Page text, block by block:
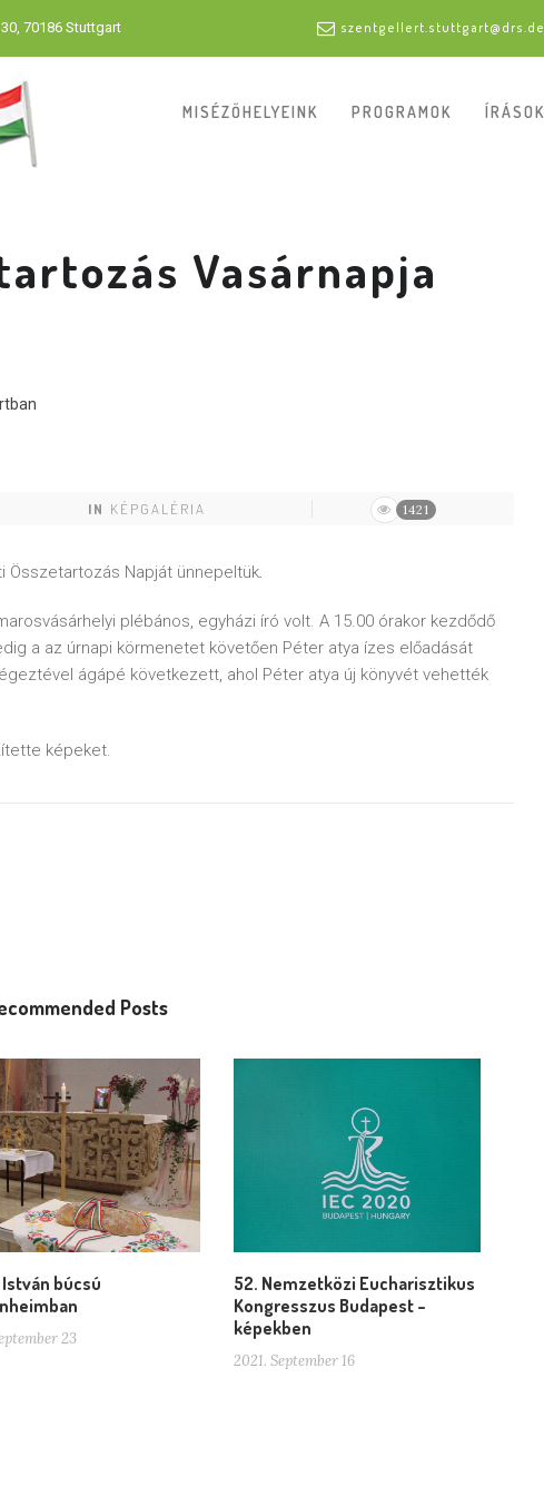
70186 Stuttgart szentgellert.stuttgart@drs.de
MISÉZŐHELYEINK PROGRAMOK ÍRÁSOK
Vasárnapja
IN KÉPGALÉRIA 1421
Összetartozás Napját ünnepeltük.
plébános, egyházi író volt. A 15.00 órakor kezdődő
a az úrnapi körmenetet követően Péter atya ízes előadását
ágápé következett, ahol Péter atya új könyvét vehették
képeket.
Posts
búcsú
23
52. Nemzetközi Eucharisztikus
Kongresszus Budapest –
képekben
2021. September 16